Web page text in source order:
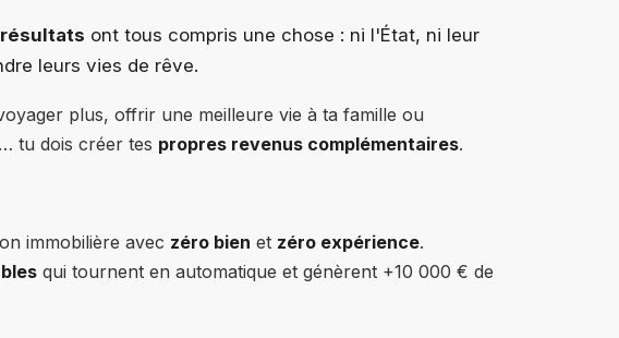
ont tous compris une chose : ni l'État, ni leur
leurs vies de rêve.
plus, offrir une meilleure vie à ta famille ou
tu dois créer tes propres revenus complémentaires.
immobilière avec zéro bien et zéro expérience.
qui tournent en automatique et génèrent +10 000 € de